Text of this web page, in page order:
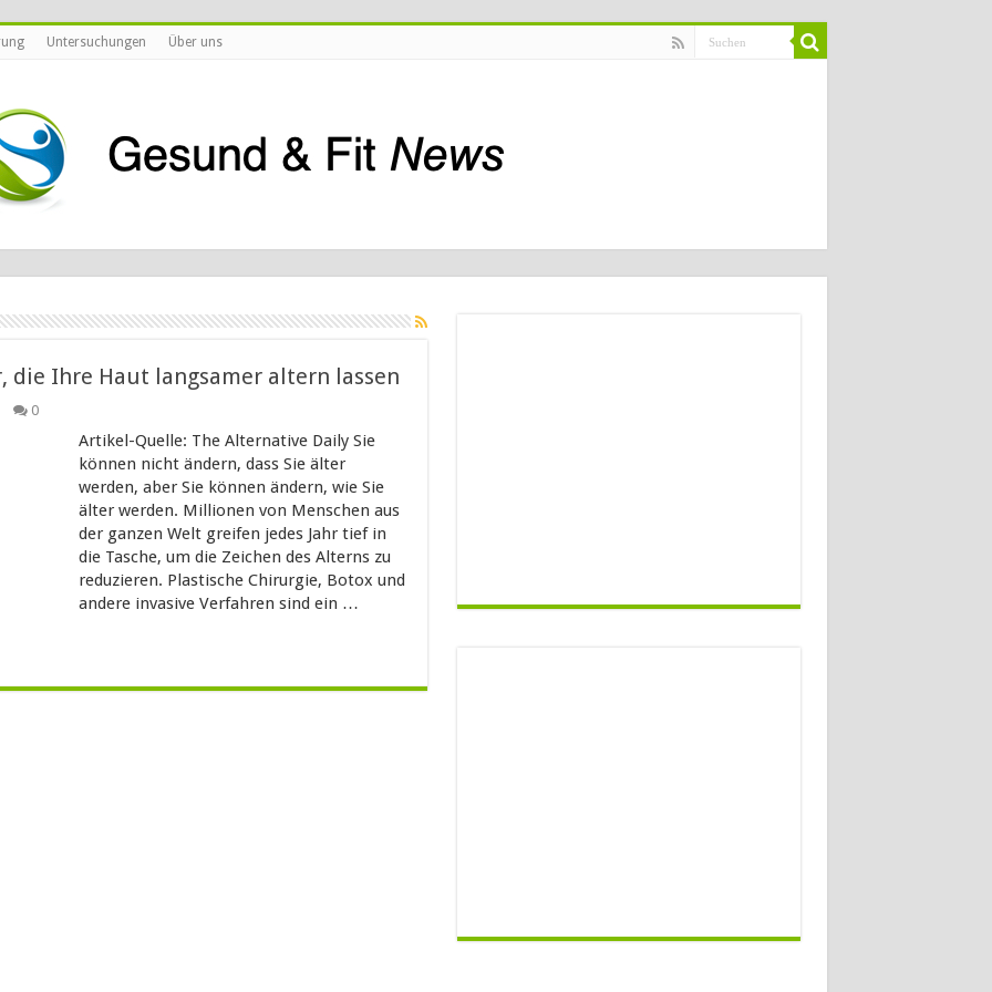
Untersuchungen Über uns
die Ihre Haut langsamer altern lassen
0
Artikel-Quelle: The Alternative Daily Sie
können nicht ändern, dass Sie älter
werden, aber Sie können ändern, wie Sie
älter werden. Millionen von Menschen aus
der ganzen Welt greifen jedes Jahr tief in
die Tasche, um die Zeichen des Alterns zu
reduzieren. Plastische Chirurgie, Botox und
andere invasive Verfahren sind ein …